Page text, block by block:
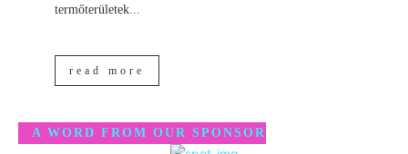
termőterületek...
read more
A WORD FROM OUR SPONSOR